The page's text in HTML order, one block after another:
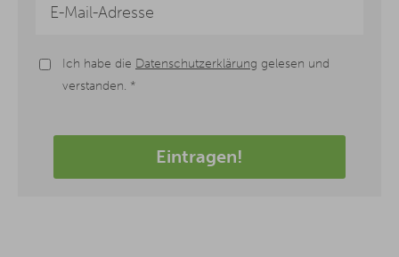
Ich habe die Datenschutzerklärung gelesen und
verstanden. *
Eintragen!